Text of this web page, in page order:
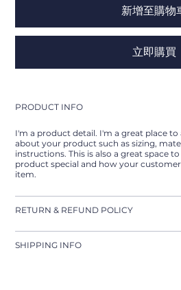
新增至購物
立即購買
PRODUCT INFO
I'm a product detail. I'm a great place
about your product such as sizing,
instructions. This is also a great space
product special and how your
item.
RETURN & REFUND POLICY
SHIPPING INFO